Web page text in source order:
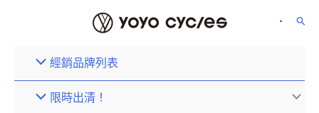
經銷品牌列表
限時出清！